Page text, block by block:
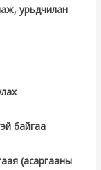
урьдчилан
байгаа
(асаргааны